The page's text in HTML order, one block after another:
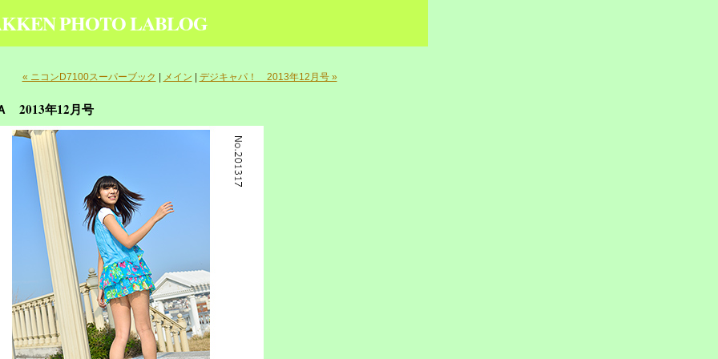
PHOTO LABLOG
« ニコンD7100スーパーブック メイン デジキャパ！ 2013年12月号 »
2013年12月号